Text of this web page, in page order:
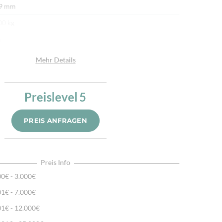
mm
fein per Hand geknüpft
Schafwolle, Von Hand geknüpft, Traditionelle
Mehr Details
Preislevel 5
PREIS ANFRAGEN
Preis Info
- 3.000€
- 7.000€
- 12.000€